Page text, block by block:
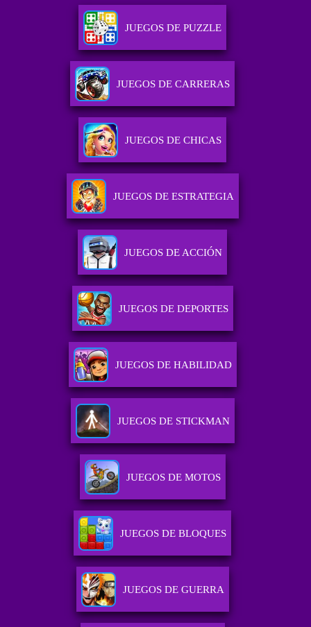
JUEGOS DE PUZZLE
JUEGOS DE CARRERAS
JUEGOS DE CHICAS
JUEGOS DE ESTRATEGIA
JUEGOS DE ACCIÓN
JUEGOS DE DEPORTES
JUEGOS DE HABILIDAD
JUEGOS DE STICKMAN
JUEGOS DE MOTOS
JUEGOS DE BLOQUES
JUEGOS DE GUERRA